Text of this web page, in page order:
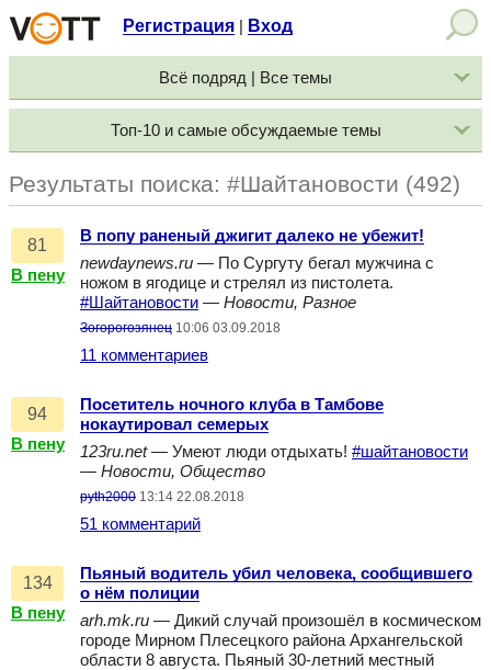
Регистрация Вход
Всё подряд | Все темы
Топ-10 и самые обсуждаемые темы
Результаты поиска: #Шайтановости (492)
81
В пену
В попу раненый джигит далеко не убежит!
newdaynews.ru — По Сургуту бегал мужчина с
ножом в ягодице и стрелял из пистолета.
#Шайтановости — Новости, Разное
Зогорогозянец 10:06 03.09.2018
11 комментариев
94
В пену
Посетитель ночного клуба в Тамбове
нокаутировал семерых
123ru.net— Умеют люди отдыхать! #шайтановости
— Новости, Общество
pyth2000 13:14 22.08.2018
51 комментарий
134
В пену
Пьяный водитель убил человека, сообщившего
о нём полиции
arh.mk.ru — Дикий случай произошёл в космическом
городе Мирном Плесецкого района Архангельской
области 8 августа. Пьяный 30-летний местный